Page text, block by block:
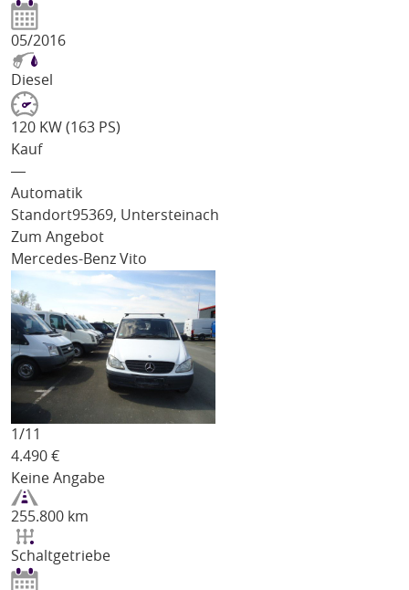
05/2016
Diesel
120 KW (163 PS)
Kauf
―
Automatik
Standort95369, Untersteinach
Zum Angebot
Mercedes-Benz Vito
1/11
4.490 €
Keine Angabe
255.800 km
Schaltgetriebe